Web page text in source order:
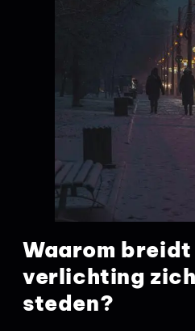
Waarom breidt
verlichting
steden?